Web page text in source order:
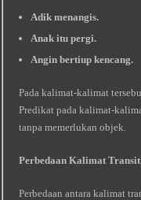
Adik menangis.
Anak itu pergi.
Angin bertiup kencang.
Pada kalimat-kalimat
Predikat pada kalimat-
tanpa memerlukan objek.
Perbedaan Kalimat
Perbedaan antara kalimat